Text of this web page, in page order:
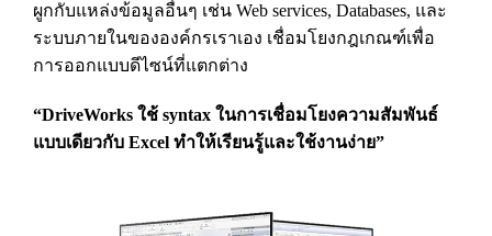
ผูกกับแหล่งข้อมูลอื่นๆ เช่น Web services, Databases, และ
ระบบภายในขององค์กรเราเอง เชื่อมโยงกฎเกณฑ์เพื่อ
การออกแบบดีไซน์ที่แตกต่าง
“DriveWorks ใช้ syntax ในการเชื่อมโยงความสัมพันธ์
แบบเดียวกับ Excel ทำให้เรียนรู้และใช้งานง่าย”